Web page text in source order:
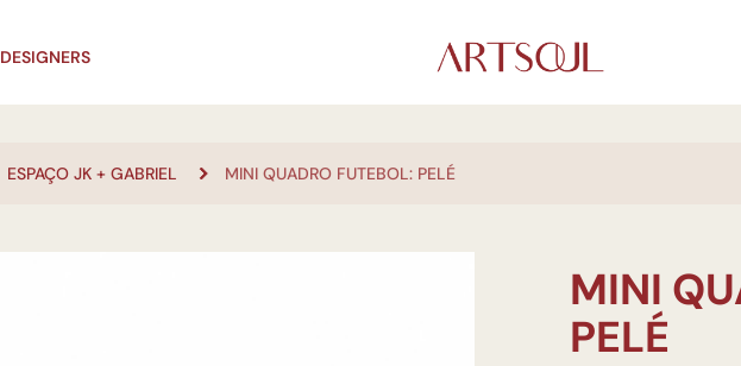
DESIGNERS
ESPAÇO JK + GABRIEL MINI QUADRO FUTEBOL: PELÉ
MINI
PELÉ